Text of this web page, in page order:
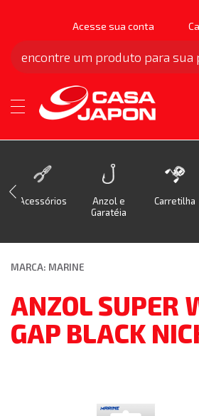
Acesse sua conta
Acessórios
Anzol e
Garatéia
Carretilha
MARCA: MARINE
ANZOL SUPER
GAP BLACK